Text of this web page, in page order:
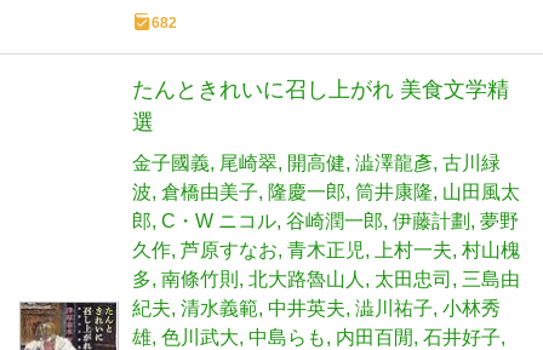
682
たんときれいに召し上がれ 美食文学精
選
金子國義 尾崎翠 開高健 澁澤龍彥 古川緑
波 倉橋由美子 隆慶一郎 筒井康隆 山田風太
郎 C・W ニコル 谷崎潤一郎 伊藤計劃
夢野
久作 芦原すなお 青木正児 上村一夫 村山槐
多 南條竹則 北大路魯山人 太田忠司
三島由
紀夫 清水義範 中井英夫 澁川祐子 小林秀
雄 色川武大 中島らも 内田百閒 石井好子